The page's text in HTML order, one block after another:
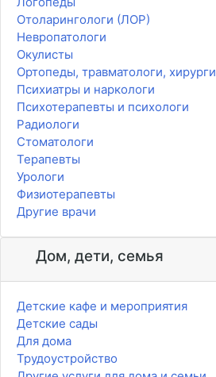
Отоларингологи (ЛОР)
Невропатологи
Окулисты
Ортопеды, травматологи, хирурги
Психиатры и наркологи
Психотерапевты и психологи
Радиологи
Стоматологи
Терапевты
Урологи
Физиотерапевты
Другие врачи
Дом, дети, семья
Детские кафе и мероприятия
Детские сады
Для дома
Трудоустройство